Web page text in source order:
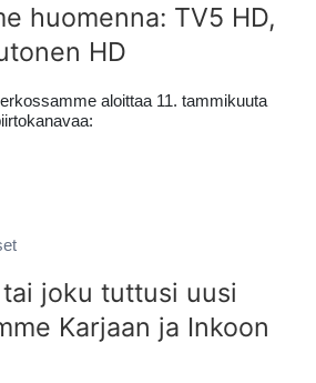
huomenna: TV5 HD,
HD
aloittaa 11. tammikuuta
joku tuttusi uusi
Karjaan ja Inkoon